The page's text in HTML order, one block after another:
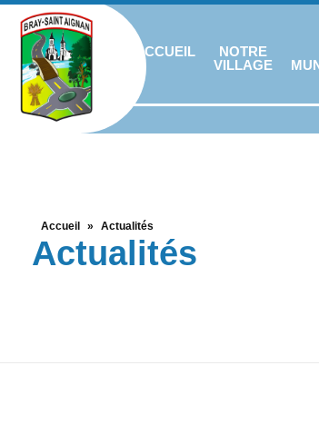
ACCUEIL
NOTRE
VILLAGE
Accueil » Actualités
Actualités